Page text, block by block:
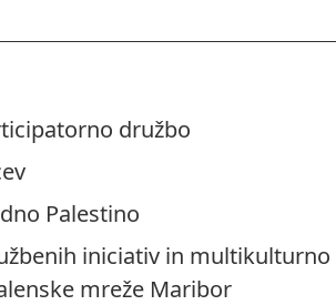
družbo
Palestino
iniciativ in multikulturno
mreže Maribor